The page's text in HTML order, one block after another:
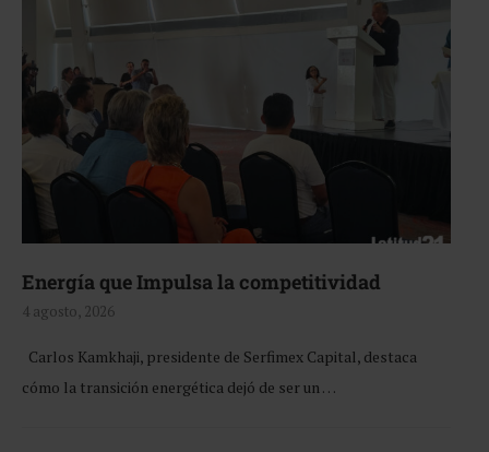
Energía que Impulsa la competitividad
4 agosto, 2026
Carlos Kamkhaji, presidente de Serfimex Capital, destaca
cómo la transición energética dejó de ser un …